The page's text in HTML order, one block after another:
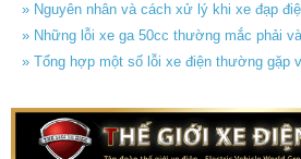
» Nguyên nhân và cách xử lý khi xe đạp
» Những lỗi xe ga 50cc thường mắc phải
» Tổng hợp một số lỗi xe điện thường gặp